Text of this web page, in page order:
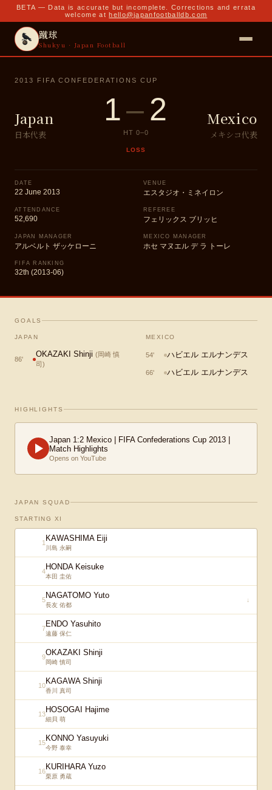
BETA — Data is accurate but incomplete. Corrections and errata
welcome at hello@japanfootballdb.com
蹴球
Shukyu · Japan Football
2013 FIFA CONFEDERATIONS CUP
Japan
日本代表
1–2
HT 0–0
LOSS
Mexico
メキシコ代表
DATE
22 June 2013
VENUE
エスタジオ・ミネイロン
ATTENDANCE
52,690
REFEREE
フェリックス ブリッヒ
JAPAN MANAGER
アルベルト ザッケローニ
MEXICO MANAGER
ホセ マヌエル デ ラ トーレ
FIFA RANKING
32th (2013-06)
GOALS
JAPAN
86'
OKAZAKI Shinji (岡崎 慎
司 )
MEXICO
54' ハビエル エルナンデス
66' ハビエル エルナンデス
HIGHLIGHTS
Japan 1:2 Mexico | FIFA Confederations Cup 2013 |
Match Highlights
Opens on YouTube
JAPAN SQUAD
STARTING XI
1 KAWASHIMA Eiji
川島 永嗣
4HONDA Keisuke
本田 圭佑
5NAGATOMO Yuto
長友 佑都
↓
7ENDO Yasuhito
遠藤 保仁
9OKAZAKI Shinji
岡崎 慎司
10KAGAWA Shinji
香川 真司
13HOSOGAI Hajime
細貝 萌
15KONNO Yasuyuki
今野 泰幸
16KURIHARA Yuzo
栗原 勇蔵